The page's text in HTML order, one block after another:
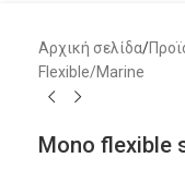
Αρχική σελίδα/
Flexible/Marine
Mono flexible